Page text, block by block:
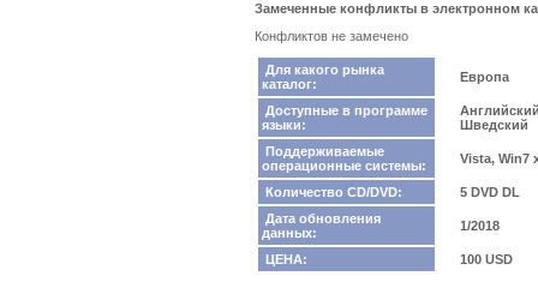
Замеченные конфликты в электронном
Конфликтов не замечено
Для какого рынка
каталог:
Европа
Доступные в программе
языки:
Шведский
Поддерживаемые
операционные системы:
Vista, Win7
Количество CD/DVD:
5 DVD DL
Дата обновления
данных:
1/2018
ЦЕНА: 100 USD